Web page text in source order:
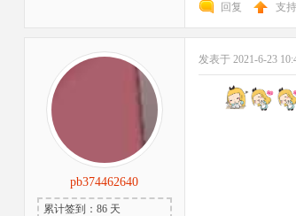
回复 支持
pb374462640
累计签到：86 天
发表于 2021-6-23